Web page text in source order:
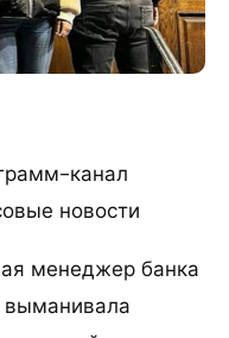
канал
новости
менеджер банка
выманивала